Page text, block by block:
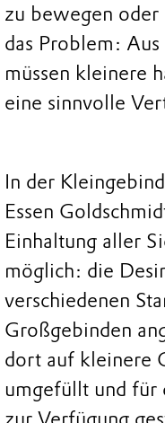
zu bewegen
das Problem:
müssen kleinere
eine sinnvolle
In der
Essen
Einhaltung aller
möglich: die
verschiedenen
Großgebinden
dort auf kleinere
umgefüllt und